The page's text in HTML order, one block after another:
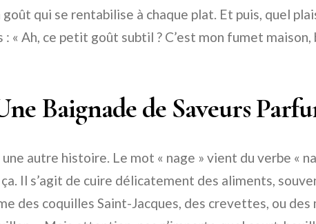
qui se rentabilise à chaque plat. Et puis, quel
: « Ah, ce petit goût subtil ? C’est mon fumet maison,
Baignade de Saveurs
une autre histoire. Le mot « nage » vient du verbe «
Il s’agit de cuire délicatement des aliments,
des coquilles Saint-Jacques, des crevettes, ou des